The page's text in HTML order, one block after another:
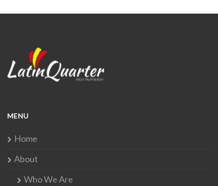
MENU
Home
About
Who We Are